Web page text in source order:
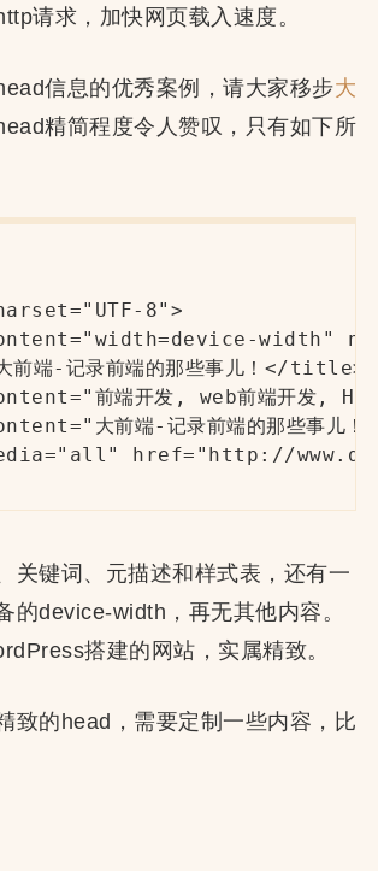
请求，加快网页载入速度。
信息的优秀案例，请大家移步大
精简程度令人赞叹，只有如下所
8">
width"
端-记录前端的那些事儿！</title>
前端开发, web前端开发,
大前端-记录前端的那些事儿
href="http://
关键词、元描述和样式表，还有一
的device-width，再无其他内容。
搭建的网站，实属精致。
致的head，需要定制一些内容，比